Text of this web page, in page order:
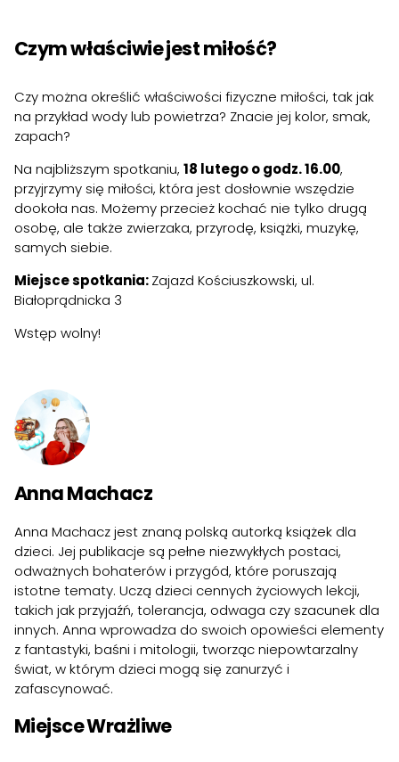
Czym właściwie jest miłość?
Czy można określić właściwości fizyczne miłości, tak jak
na przykład wody lub powietrza? Znacie jej kolor, smak,
zapach?
Na najbliższym spotkaniu, 18 lutego o godz. 16.00,
przyjrzymy się miłości, która jest dosłownie wszędzie
dookoła nas. Możemy przecież kochać nie tylko drugą
osobę, ale także zwierzaka, przyrodę, książki, muzykę,
samych siebie.
Miejsce spotkania:Zajazd Kościuszkowski, ul.
Białoprądnicka 3
Wstęp wolny!
Anna Machacz
Anna Machacz jest znaną polską autorką książek dla
dzieci. Jej publikacje są pełne niezwykłych postaci,
odważnych bohaterów i przygód, które poruszają
istotne tematy. Uczą dzieci cennych życiowych lekcji,
takich jak przyjaźń, tolerancja, odwaga czy szacunek dla
innych. Anna wprowadza do swoich opowieści elementy
z fantastyki, baśni i mitologii, tworząc niepowtarzalny
świat, w którym dzieci mogą się zanurzyć i
zafascynować.
Miejsce Wrażliwe